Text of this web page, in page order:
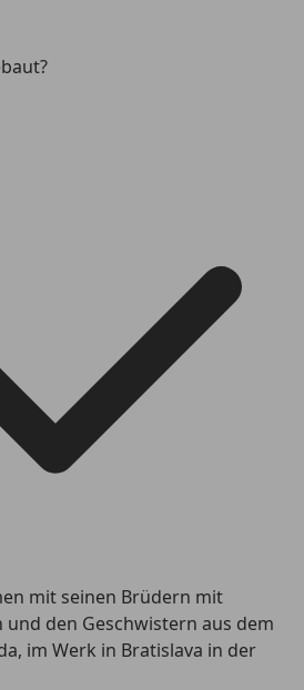
mit seinen Brüdern mit
den Geschwistern aus dem
im Werk in Bratislava in der